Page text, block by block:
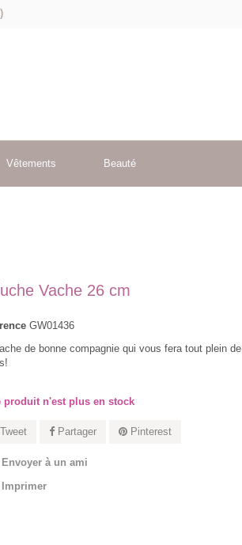
Vêtements Beauté
Vache 26 cm
GW01436
de bonne compagnie qui vous fera tout plein de
produit n'est plus en stock
Partager Pinterest
Envoyer à un ami
Imprimer